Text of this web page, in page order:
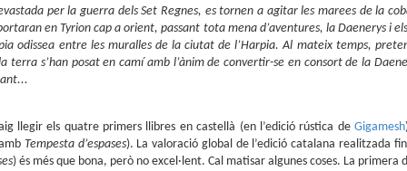
per la guerra dels Set Regnes, es tornen a agitar les marees de la
en Tyrion cap a orient, passant tota mena d’aventures, la Daenerys i
odissea entre les muralles de la ciutat de l’Harpia. Al mateix temps,
terra s’han posat en camí amb l’ànim de convertir-se en consort de la
llegir els quatre primers llibres en castellà (en l’edició rústica de Gigamesh
Tempesta d’espases). La valoració global de l’edició catalana realitzada
) és més que bona, però no excel·lent. Cal matisar algunes coses. La primera
Club de lectura de còmics: estiu de 2025
Arriba la caloreta i és un bon moment per endinsar-nos en les lectures